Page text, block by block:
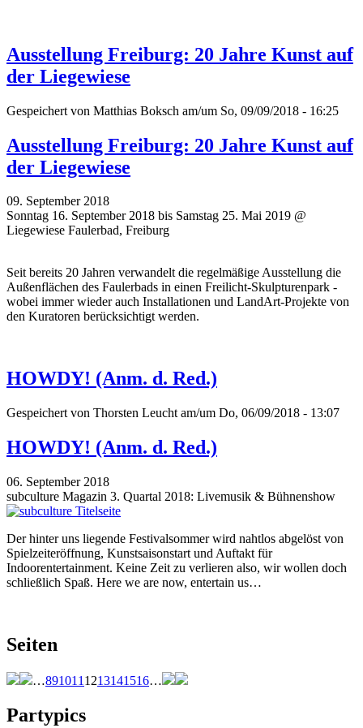
Ausstellung Freiburg: 20 Jahre Kunst auf
der Liegewiese
Gespeichert von Matthias Boksch am/um So, 09/09/2018 - 16:25
Ausstellung Freiburg: 20 Jahre Kunst auf
der Liegewiese
09. September 2018
Sonntag 16. September 2018 bis Samstag 25. Mai 2019 @
Liegewiese Faulerbad, Freiburg
Seit bereits 20 Jahren verwandelt die regelmäßige Ausstellung die
Außenflächen des Faulerbads in einen Freilicht-Skulpturenpark -
wobei immer wieder auch Installationen und LandArt-Projekte von
den Kuratoren berücksichtigt werden.
HOWDY! (Anm. d. Red.)
Gespeichert von Thorsten Leucht am/um Do, 06/09/2018 - 13:07
HOWDY! (Anm. d. Red.)
06. September 2018
subculture Magazin 3. Quartal 2018: Livemusik & Bühnenshow
Der hinter uns liegende Festivalsommer wird nahtlos abgelöst von
Spielzeiteröffnung, Kunstsaisonstart und Auftakt für
Indoorentertainment. Keine Zeit zu verlieren also, wir wollen doch
schließlich Spaß. Here we are now, entertain us…
Seiten
…891011 1213141516…
Partypics